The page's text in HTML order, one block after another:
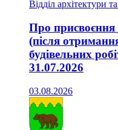
Відділ архітектури
Про присвоєння
(після
будівельних
31.07.2026
03.08.2026